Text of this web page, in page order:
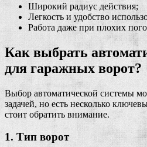
Широкий радиус действия;
Легкость и удобство
Работа даже при плохих
Как выбрать
для гаражных ворот?
Выбор автоматической системы
задачей, но есть несколько
стоит обратить внимание.
1. Тип ворот